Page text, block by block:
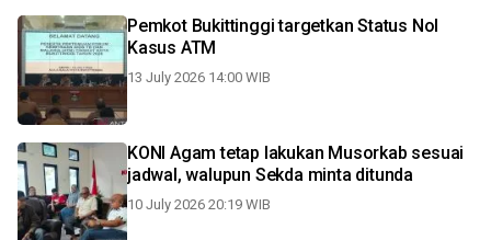
Pemkot Bukittinggi targetkan Status Nol
Kasus ATM
13 July 2026 14:00 WIB
KONI Agam tetap lakukan Musorkab sesuai
jadwal, walupun Sekda minta ditunda
10 July 2026 20:19 WIB